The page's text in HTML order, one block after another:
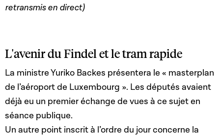
retransmis en direct)
L'avenir du Findel et le tram rapide
La ministreYuriko Backes présentera le « masterplan
de l’aéroport de Luxembourg ». Les députés avaient
déjà eu un premier échange de vues à ce sujet en
séance publique.
Un autre point inscrit à l’ordre du jour concerne la